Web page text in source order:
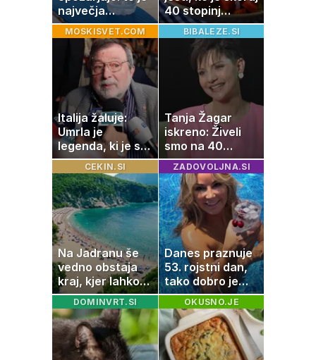
največja
napaka, ki jo
ljudje delajo med
vročino
40 stopinj
Celzija: 5 kosil
brez prižiganja
pečice
MOSKISVET.COM
Italija žaluje:
Umrla je
legenda, ki je s
svojimi pesmimi
zaznamovala
Italijo
BIBALEZE.SI
Tanja Žagar
iskreno: Živeli
smo na 40
kvadratih, a
imela sem vse,
kar otrok
potrebuje
CEKIN.SI
Na Jadranu še
vedno obstaja
kraj, kjer lahko
dopustujete
poceni:
nastanitev že od
10 evrov, kosilo
za pet evrov
ZADOVOLJNA.SI
Danes praznuje
53. rojstni dan,
tako dobro je
videti znana
Slovenka
DOMINVRT.SI OKUSNO.JE